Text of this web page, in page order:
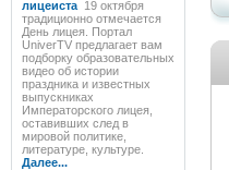
лицеиста 19 октября
традиционно отмечается
День лицея. Портал
UniverTV предлагает вам
подборку образовательных
видео об истории
праздника и известных
выпускниках
Императорского лицея,
оставивших след в
мировой политике,
литературе, культуре.
Далее...